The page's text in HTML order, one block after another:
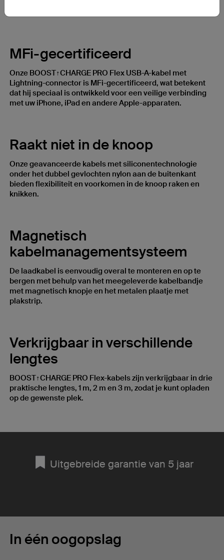
MFi-gecertificeerd
Onze BOOST↑CHARGE PRO Flex USB-A-kabel met
Lightning-connector is MFi-gecertificeerd, wat betekent
dat hij speciaal is ontwikkeld voor een veilige verbinding
met uw iPhone, iPad en andere Apple-apparaten.
Raakt niet in de knoop
Onze geavanceerde kabels met siliconentechnologie
onder het dubbel gevlochten nylon aan de buitenkant
bieden flexibiliteit en voorkomen in de knoop raken en
knikken.
Magnetisch
kabelmanagementsysteem
De laadkabel is eenvoudig overal te monteren en op te
bergen met behulp van het meegeleverde kabelbandje
met magnetisch knopje en het metalen plaatje met
plakstrip.
Verkrijgbaar in verschillende
lengtes
BOOST↑CHARGE PRO Flex-kabels zijn verkrijgbaar in drie
praktische lengtes, 1 m, 2 m en 3 m, zodat je kunt opladen
op de gewenste plek.
Uitgebreide garantie van 5 jaar
In één oogopslag